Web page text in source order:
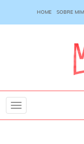
HOME SOBRE MIM
Toggle